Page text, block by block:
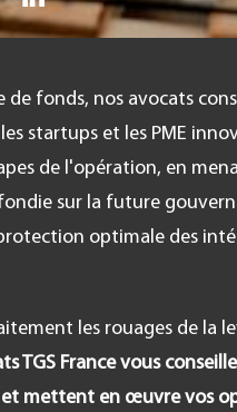
de fonds, nos avocats
startups et les PME
de l'opération, en
sur la future
optimale des
les rouages de la
TGS France vous
mettent en œuvre vos